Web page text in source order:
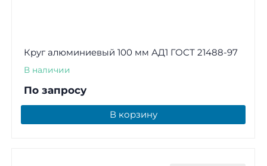
Круг алюминиевый 100 мм АД1 ГОСТ 21488-97
В наличии
По запросу
В корзину